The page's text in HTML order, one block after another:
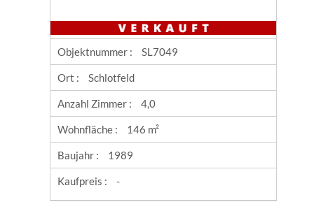
Objektnummer : SL7049
Ort : Schlotfeld
Anzahl Zimmer : 4,0
Wohnfläche : 146 m²
Baujahr : 1989
Kaufpreis : -